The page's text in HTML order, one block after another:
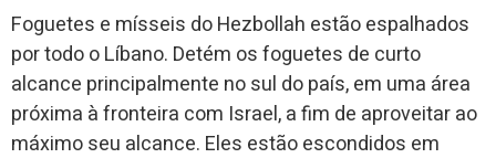
Foguetes e mísseis do Hezbollah estão espalhados
por todo o Líbano. Detém os foguetes de curto
alcance principalmente no sul do país, em uma área
próxima à fronteira com Israel, a fim de aproveitar ao
máximo seu alcance. Eles estão escondidos em